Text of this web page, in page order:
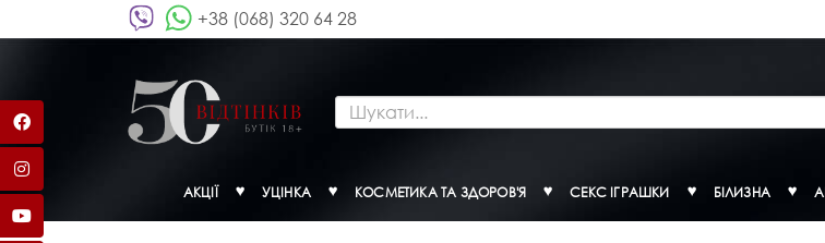
+38 (068) 320 64 28
АКЦІЇ УЦІНКА КОСМЕТИКА ТА ЗДОРОВ'Я СЕКС ІГРАШКИ БІЛИЗНА